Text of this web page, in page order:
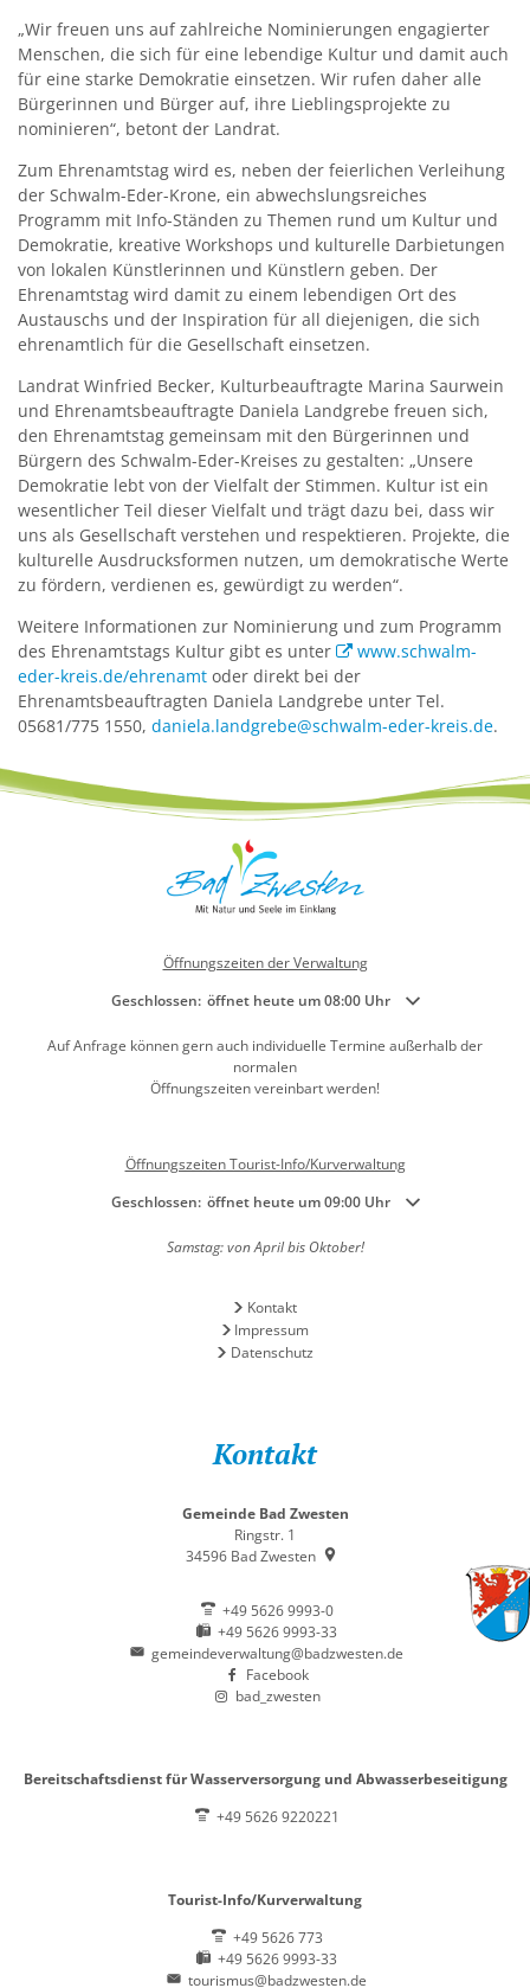
„Wir freuen uns auf zahlreiche Nominierungen engagierter
Menschen, die sich für eine lebendige Kultur und damit auch
für eine starke Demokratie einsetzen. Wir rufen daher alle
Bürgerinnen und Bürger auf, ihre Lieblingsprojekte zu
nominieren“, betont der Landrat.
Zum Ehrenamtstag wird es, neben der feierlichen Verleihung
der Schwalm-Eder-Krone, ein abwechslungsreiches
Programm mit Info-Ständen zu Themen rund um Kultur und
Demokratie, kreative Workshops und kulturelle Darbietungen
von lokalen Künstlerinnen und Künstlern geben. Der
Ehrenamtstag wird damit zu einem lebendigen Ort des
Austauschs und der Inspiration für all diejenigen, die sich
ehrenamtlich für die Gesellschaft einsetzen.
Landrat Winfried Becker, Kulturbeauftragte Marina Saurwein
und Ehrenamtsbeauftragte Daniela Landgrebe freuen sich,
den Ehrenamtstag gemeinsam mit den Bürgerinnen und
Bürgern des Schwalm-Eder-Kreises zu gestalten: „Unsere
Demokratie lebt von der Vielfalt der Stimmen. Kultur ist ein
wesentlicher Teil dieser Vielfalt und trägt dazu bei, dass wir
uns als Gesellschaft verstehen und respektieren. Projekte, die
kulturelle Ausdrucksformen nutzen, um demokratische Werte
zu fördern, verdienen es, gewürdigt zu werden“.
Weitere Informationen zur Nominierung und zum Programm
des Ehrenamtstags Kultur gibt es unter
www.schwalm-
eder-kreis.de/ehrenamt oder direkt bei der
Ehrenamtsbeauftragten Daniela Landgrebe unter Tel.
05681/775 1550, daniela.landgrebe@schwalm-eder-kreis.de.
Öffnungszeiten der Verwaltung
Klicken, um weitere Öffnungs- oder Schließzeiten auszublenden
Geschlossen: öffnet heute um 08:00 Uhr
Auf Anfrage können gern auch individuelle Termine außerhalb der
normalen
Öffnungszeiten vereinbart werden!
Öffnungszeiten Tourist-Info/Kurverwaltung
Klicken, um weitere Öffnungs- oder Schließzeiten auszublenden
Geschlossen: öffnet heute um 09:00 Uhr
Samstag: von April bis Oktober!
Kontakt
Impressum
Datenschutz
Kontakt
Gemeinde Bad Zwesten
Ringstr. 1
34596 Bad Zwesten
+49 5626 9993-0
+49 5626 9993-33
gemeindeverwaltung@badzwesten.de
Facebook
bad_zwesten
Bereitschaftsdienst für Wasserversorgung und Abwasserbeseitigung
+49 5626 9220221
Tourist-Info/Kurverwaltung
+49 5626 773
+49 5626 9993-33
tourismus@badzwesten.de